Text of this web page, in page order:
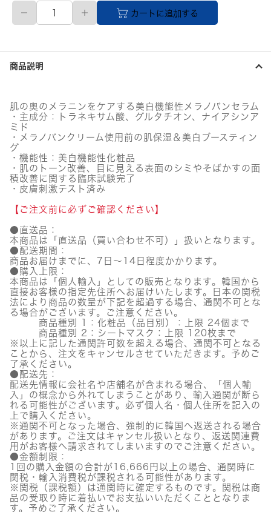
meditimeneo(メ
ィ
イ
ム
ネ
ラ
バ
セ
ム
個
カートに追加する
商品説明
肌の奥のメラニンをケアする美白機能性メラノバンセラム
・主成分：トラネキサム酸、グルタチオン、ナイアシンア
ミド
・メラノバンクリーム使用前の肌保湿＆美白ブースティン
グ
・機能性：美白機能性化粧品
・肌のトーン改善、目に見える表面のシミやそばかすの面
積改善に関する臨床試験完了
・皮膚刺激テスト済み
【ご注文前に必ずご確認ください】
●直送品：
本商品は「直送品（買い合わせ不可）」扱いとなります。
●配送期間：
商品お届けまでに、7日～14日程度かかります。
●購入上限：
本商品は「個人輸入」としての販売となります。韓国から
直接お客様の指定先住所へお届けいたします。日本の関税
法により商品の数量が下記を超過する場合、通関不可とな
る場合がございます。ご注意ください。
商品種別 1：化粧品（品目別）：上限 24個まで
商品種別 2：シートマスク：上限 120枚まで
※以上に記した通関許可数を超える場合、通関不可となる
ことから、注文をキャンセルさせていただきます。予めご
了承ください。
●配送先：
配送先情報に会社名や店舗名が含まれる場合、「個人輸
入」の概念から外れてしまうことがあり、輸入通関が断ら
れる可能性がございます。必ず個人名・個人住所を記入の
上で購入ください。
※通関不可となった場合、強制的に韓国へ返送される場合
があります。ご注文はキャンセル扱いとなり、返送関連費
用がお客様へ請求されてしまいますのでご注意ください。
●金額制限：
1回の購入金額の合計が16,666円以上の場合、通関時に
関税・輸入消費税が課税される可能性があります。
※関税（課税額）は通関時に確定するものです。関税は商
品の受取り時に着払いでお支払いいただくこととなりま
す。予めご了承ください。